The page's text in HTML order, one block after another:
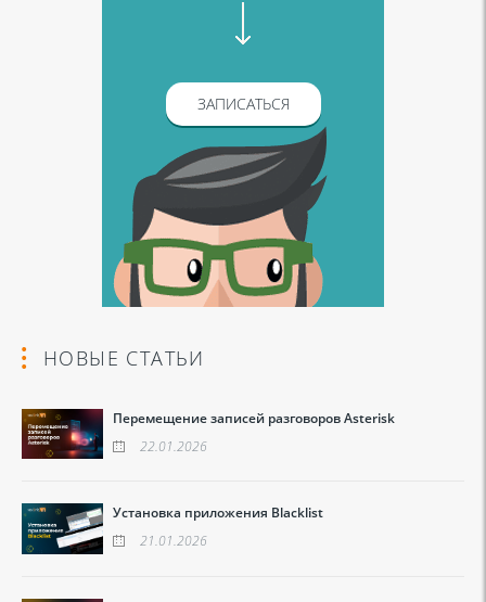
ЗАПИСАТЬСЯ
НОВЫЕ СТАТЬИ
Перемещение записей разговоров Asterisk
22.01.2026
Установка приложения Blacklist
21.01.2026